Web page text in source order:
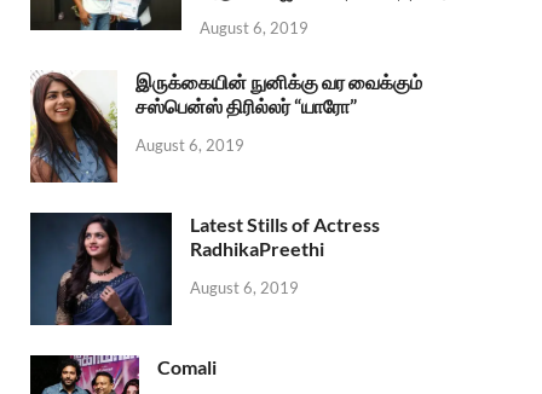
August 6, 2019
இருக்கையின் நுனிக்கு வர வைக்கும்
சஸ்பென்ஸ் திரில்லர் “யாரோ”
August 6, 2019
Latest Stills of Actress
RadhikaPreethi
August 6, 2019
Comali